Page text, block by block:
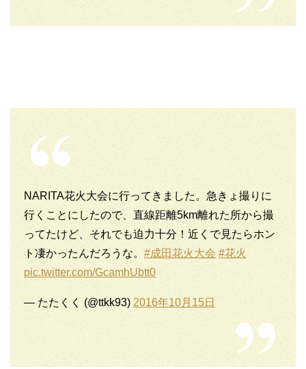
NARITA花火大会に行ってきました。急きょ撮りに
行くことにしたので、直線距離5km離れた所から撮
ってたけど、それでも迫力十分！近くで見たらホン
ト凄かったんだろうな。 #成田花火大会 #花火
pic.twitter.com/GcamhUbtt0
— たたくく (@ttkk93) 2016年10月15日